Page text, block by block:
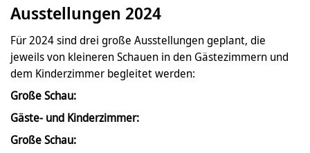
Ausstellungen 2024
Für 2024 sind drei große Ausstellungen geplant, die
jeweils von kleineren Schauen in den Gästezimmern und
dem Kinderzimmer begleitet werden:
Große Schau:
Gäste- und Kinderzimmer:
Große Schau: